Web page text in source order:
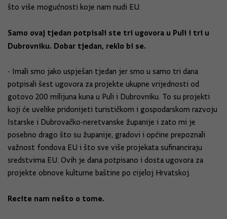
što više mogućnosti koje nam nudi EU.
Samo ovaj tjedan potpisali ste tri ugovora u Puli i tri u
Dubrovniku. Dobar tjedan, reklo bi se.
- Imali smo jako uspješan tjedan jer smo u samo tri dana
potpisali šest ugovora za projekte ukupne vrijednosti od
gotovo 200 milijuna kuna u Puli i Dubrovniku. To su projekti
koji će uvelike pridonijeti turističkom i gospodarskom razvoju
Istarske i Dubrovačko-neretvanske županije i zato mi je
posebno drago što su županije, gradovi i općine prepoznali
važnost fondova EU i što sve više projekata sufinanciraju
sredstvima EU. Ovih je dana potpisano i dosta ugovora za
projekte obnove kulturne baštine po cijeloj Hrvatskoj.
Recite nam nešto o tome.